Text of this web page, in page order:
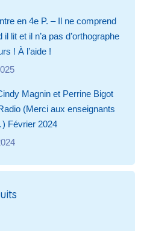
en 4e P. – Il ne comprend
il lit et il n’a pas d’orthographe
! À l’aide !
Magnin et Perrine Bigot
(Merci aux enseignants
Février 2024